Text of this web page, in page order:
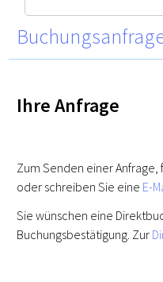
Ihre Anfrage
Zum Senden einer
oder schreiben Sie eine E-
Sie wünschen eine
Buchungsbestätigung. Zur